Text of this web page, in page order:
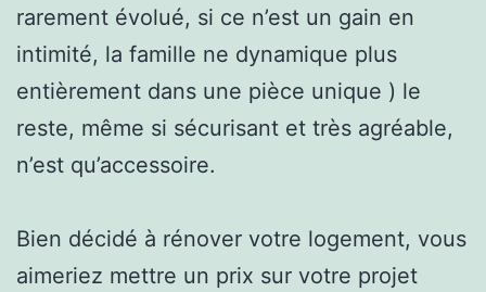
rarement évolué, si ce n’est un gain en
intimité, la famille ne dynamique plus
entièrement dans une pièce unique ) le
reste, même si sécurisant et très agréable,
n’est qu’accessoire.
Bien décidé à rénover votre logement, vous
aimeriez mettre un prix sur votre projet